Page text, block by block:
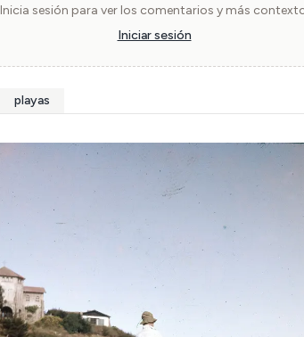
Inicia sesión para ver los comentarios y más
Iniciar sesión
playas